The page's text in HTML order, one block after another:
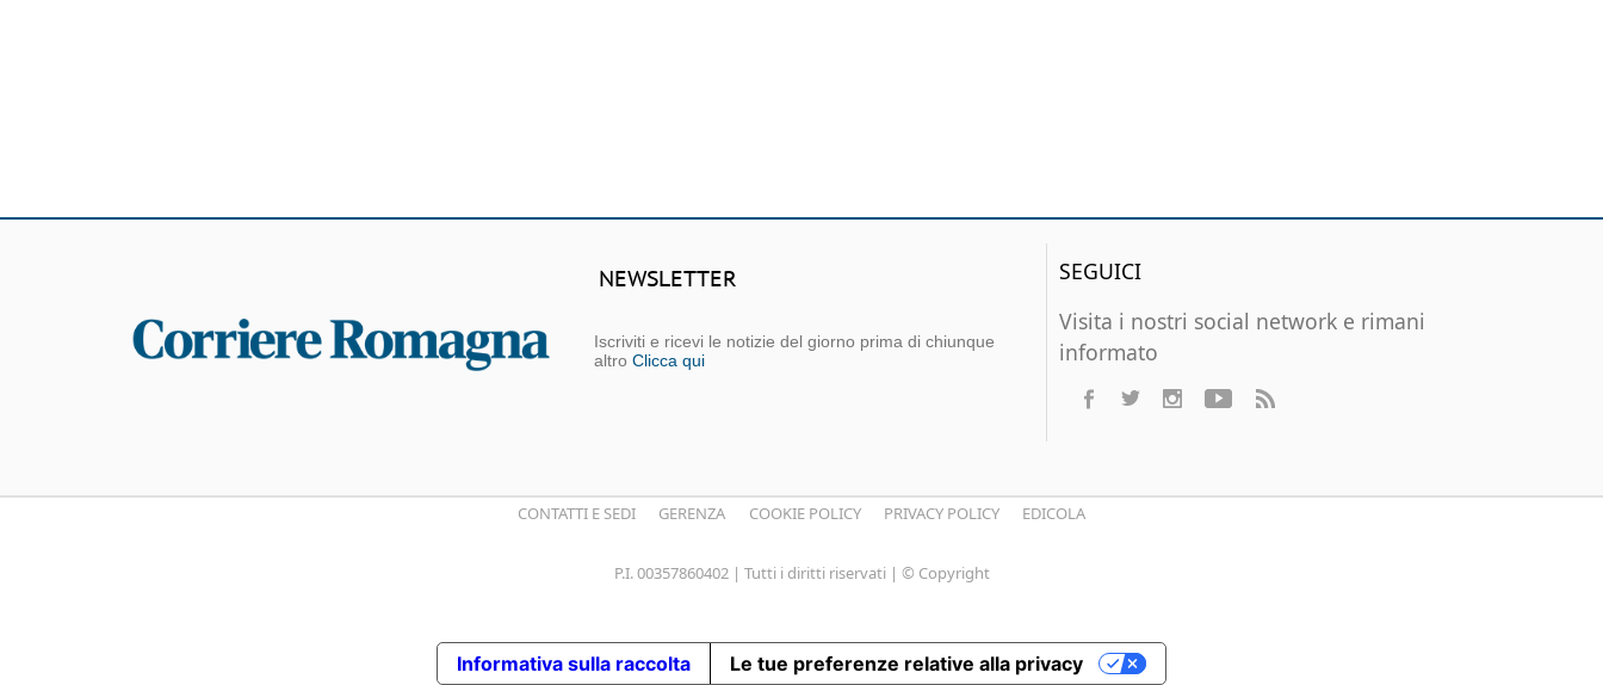
NEWSLETTER
Iscriviti e ricevi le notizie del giorno prima di chiunque
altro Clicca qui
SEGUICI
Visita i nostri social network e rimani
informato
CONTATTI E SEDI GERENZA COOKIE POLICY PRIVACY POLICY EDICOLA
P.I. 00357860402 | Tutti i diritti riservati | © Copyright
Informativa sulla raccolta Le tue preferenze relative alla privacy